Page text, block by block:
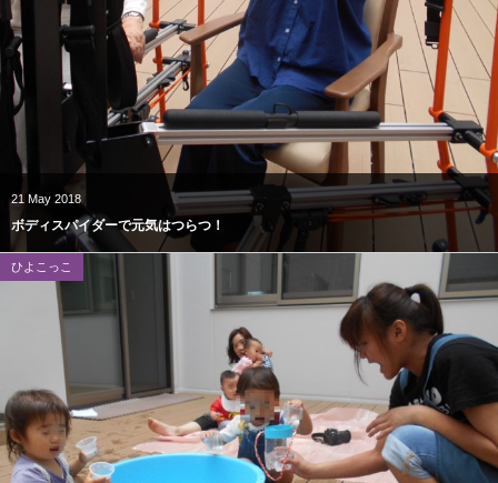
21 May 2018
ボディスパイダーで元気はつらつ！
ひよこっこ